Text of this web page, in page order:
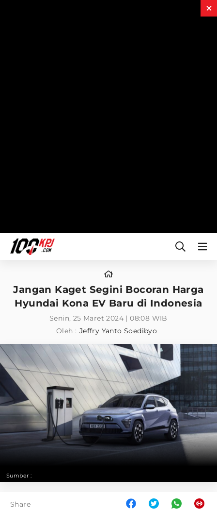
Jangan Kaget Segini Bocoran Harga
Hyundai Kona EV Baru di Indonesia
Senin, 25 Maret 2024 | 08:08 WIB
Oleh : Jeffry Yanto Soedibyo
Sumber :
Share